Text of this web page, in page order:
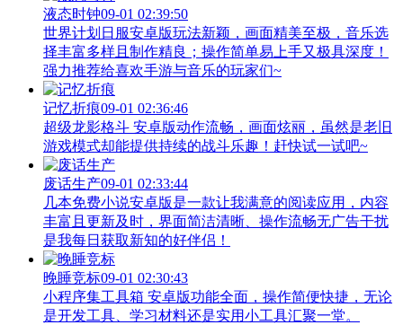
液态时钟09-01 02:39:50
世界计划日服安卓版玩法新颖，画面精美至极，音乐选
择丰富多样且制作精良；操作简单易上手又极具深度！
强力推荐给喜欢手游与音乐的玩家们~
记忆折痕09-01 02:36:46
超级龙影格斗 安卓版动作流畅，画面炫丽，虽然是老旧
游戏模式却能提供持续的战斗乐趣！赶快试一试吧~
废话生产09-01 02:33:44
几本免费小说安卓版是一款让我满意的阅读应用，内容
丰富且更新及时，界面简洁清晰、操作流畅无广告干扰
是我每日获取新知的好伴侣！
晚睡竞标09-01 02:30:43
小程序集工具箱 安卓版功能全面，操作简便快捷，无论
是开发工具、学习材料还是实用小工具汇聚一堂。